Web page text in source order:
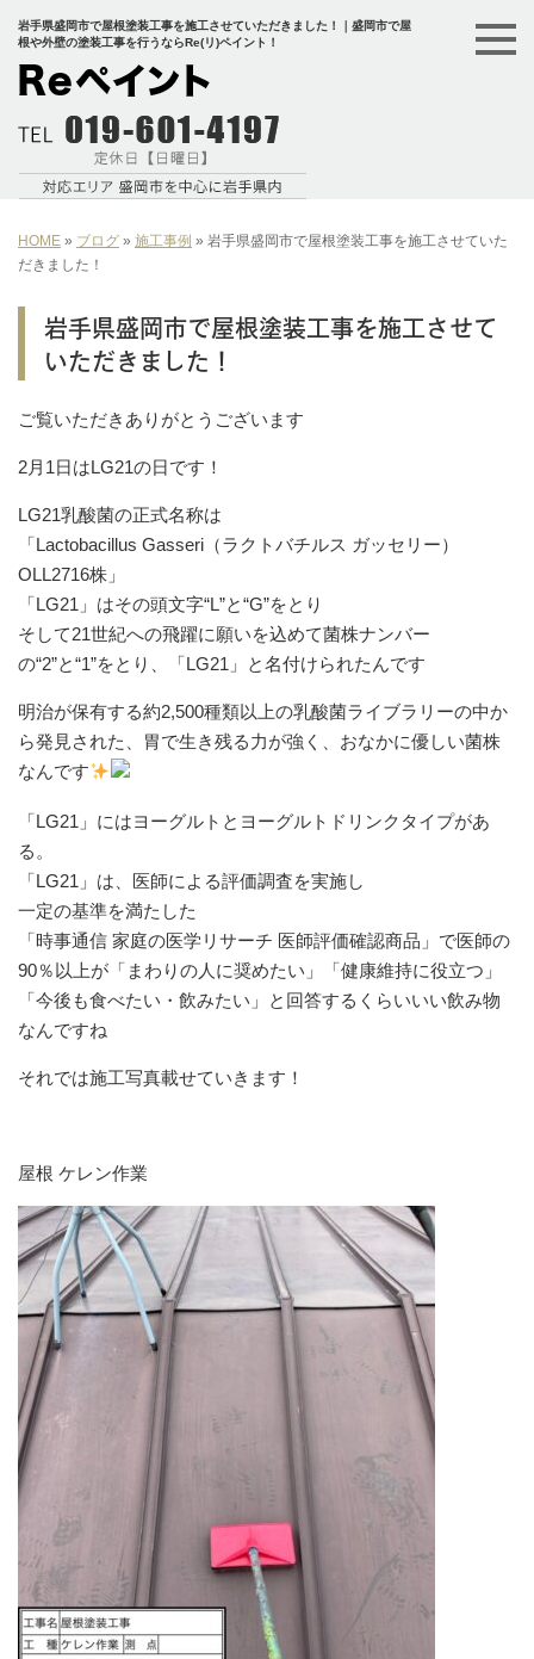
岩手県盛岡市で屋根塗装工事を施工させていただきました！｜盛岡市で屋
根や外壁の塗装工事を行うならRe(リ)ペイント！
HOME » ブログ » 施工事例 » 岩手県盛岡市で屋根塗装工事を施工させていた
だきました！
岩手県盛岡市で屋根塗装工事を施工させて
いただきました！
ご覧いただきありがとうございます
2月1日はLG21の日です！
LG21乳酸菌の正式名称は
「Lactobacillus Gasseri（ラクトバチルス ガッセリー）
OLL2716株」
「LG21」はその頭文字“L”と“G”をとり
そして21世紀への飛躍に願いを込めて菌株ナンバー
の“2”と“1”をとり、「LG21」と名付けられたんです
明治が保有する約2,500種類以上の乳酸菌ライブラリーの中か
ら発見された、胃で生き残る力が強く、おなかに優しい菌株
なんです
「LG21」にはヨーグルトとヨーグルトドリンクタイプがあ
る。
「LG21」は、医師による評価調査を実施し
一定の基準を満たした
「時事通信 家庭の医学リサーチ 医師評価確認商品」で医師の
90％以上が「まわりの人に奨めたい」「健康維持に役立つ」
「今後も食べたい・飲みたい」と回答するくらいいい飲み物
なんですね
それでは施工写真載せていきます！
屋根 ケレン作業